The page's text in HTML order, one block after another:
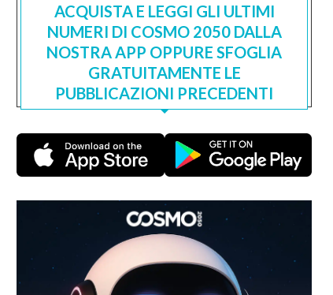
ACQUISTA E LEGGI GLI ULTIMI
NUMERI DI COSMO 2050 DALLA
NOSTRA APP OPPURE SFOGLIA
GRATUITAMENTE LE
PUBBLICAZIONI PRECEDENTI